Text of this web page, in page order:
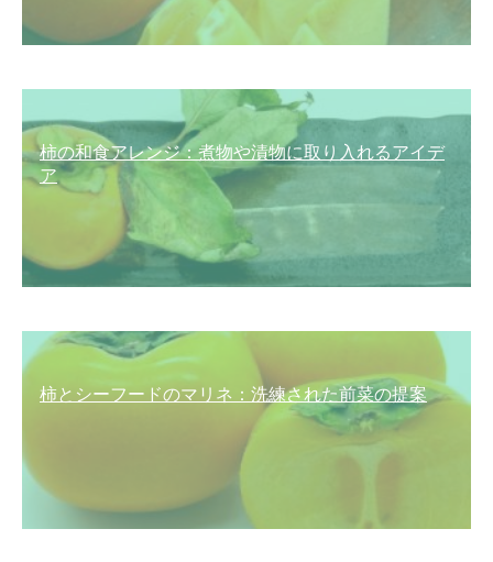
柿の和食アレンジ：煮物や漬物に取り入れるアイデ
ア
柿とシーフードのマリネ：洗練された前菜の提案